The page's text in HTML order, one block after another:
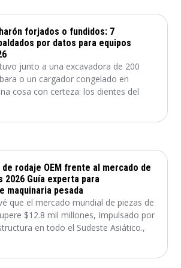
forjados o fundidos: 7
por datos para equipos
junto a una excavadora de 200
o un cargador congelado en
cosa con certeza: los dientes del
rodaje OEM frente al mercado de
2026 Guía experta para
maquinaria pesada
que el mercado mundial de piezas de
$12.8 mil millones, Impulsado por
en todo el Sudeste Asiático.,